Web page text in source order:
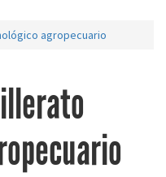
agropecuario